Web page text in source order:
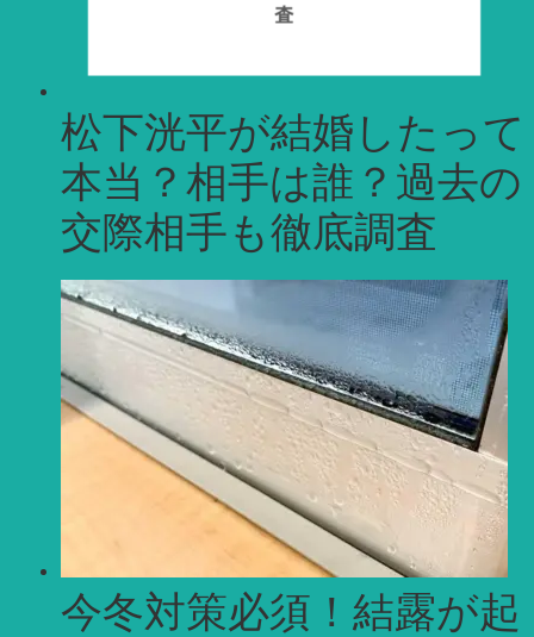
松下洸平が結婚したって
本当？相手は誰？過去の
交際相手も徹底調査
今冬対策必須！結露が起